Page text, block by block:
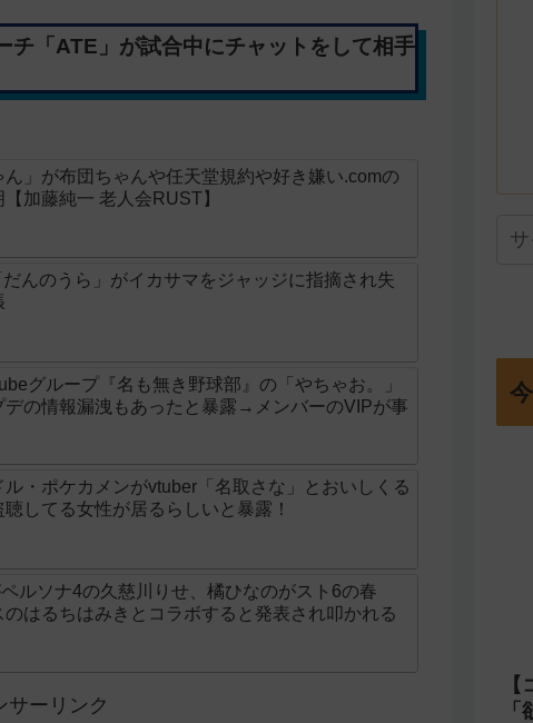
チ「ATE」が試合中にチャットをして相手
」が布団ちゃんや任天堂規約や好き嫌い.comの
加藤純一 老人会RUST】
んのうら」がイカサマをジャッジに指摘され失
グループ『名も無き野球部』の「やちゃお。」
の情報漏洩もあったと暴露→メンバーのVIPが事
・ポケカメンがvtuber「名取さな」とおいしくる
してる女性が居るらしいと暴露！
ルソナ4の久慈川りせ、橘ひなのがスト6の春
はるちはみきとコラボすると発表され叩かれる
サーリンク